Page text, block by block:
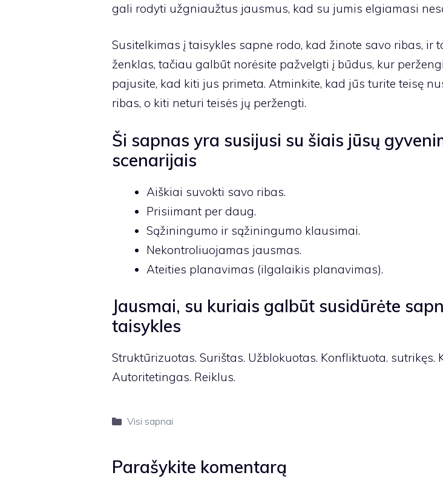
gali rodyti užgniaužtus jausmus, kad su jumis elgiamasi
Susitelkimas į taisykles sapne rodo, kad žinote savo ribas, ir
ženklas, tačiau galbūt norėsite pažvelgti į būdus, kur
pajusite, kad kiti jus primeta. Atminkite, kad jūs turite teisę
ribas, o kiti neturi teisės jų peržengti.
Ši sapnas yra susijusi su šiais jūsų
scenarijais
Aiškiai suvokti savo ribas.
Prisiimant per daug.
Sąžiningumo ir sąžiningumo klausimai.
Nekontroliuojamas jausmas.
Ateities planavimas (ilgalaikis planavimas).
Jausmai, su kuriais galbūt susidūrėte
taisykles
Struktūrizuotas. Surištas. Užblokuotas. Konfliktuota. sutrikęs.
Autoritetingas. Reiklus.
Kategorijos
Visi sapnai
Parašykite komentarą